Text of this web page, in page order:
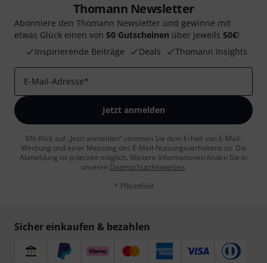
Thomann Newsletter
Abonniere den Thomann Newsletter und gewinne mit
etwas Glück einen von 50 Gutscheinen über jeweils 50€!
Inspirierende Beiträge
Deals Thomann Insights
E-Mail-Adresse*
Jetzt anmelden
Mit Klick auf „Jetzt anmelden“ stimmen Sie dem Erhalt von E-Mail-
Werbung und einer Messung des E-Mail-Nutzungsverhaltens zu. Die
Abmeldung ist jederzeit möglich. Weitere Informationen finden Sie in
unseren Datenschutzhinweisen.
* Pflichtfeld
Sicher einkaufen & bezahlen